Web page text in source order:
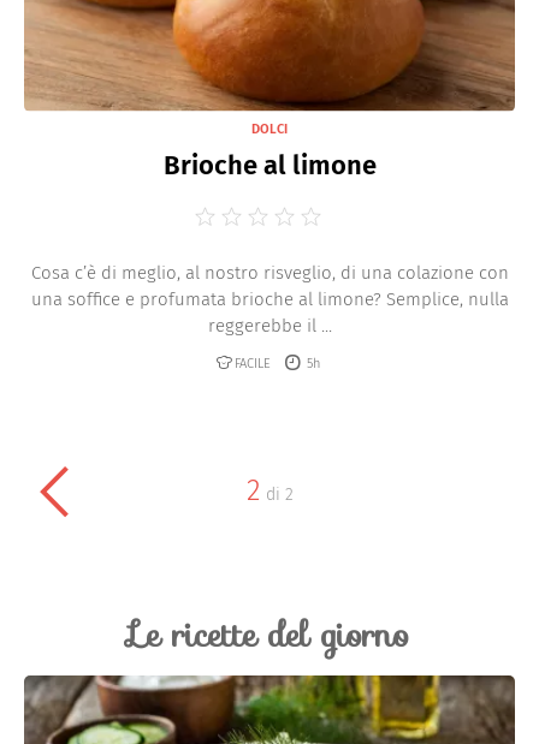
DOLCI
Brioche al limone
Cosa c’è di meglio, al nostro risveglio, di una colazione con
una soffice e profumata brioche al limone? Semplice, nulla
reggerebbe il ...
FACILE 5h
2 di 2
Le ricette del giorno